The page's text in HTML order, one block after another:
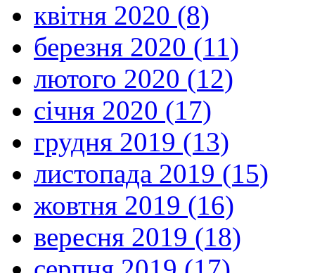
квітня 2020 (8)
березня 2020 (11)
лютого 2020 (12)
січня 2020 (17)
грудня 2019 (13)
листопада 2019 (15)
жовтня 2019 (16)
вересня 2019 (18)